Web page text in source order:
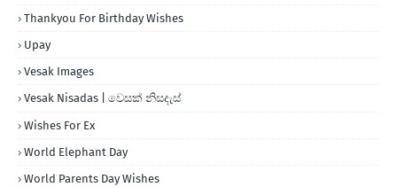
Thankyou For Birthday Wishes
Upay
Vesak Images
Vesak Nisadas | වෙසක් නිසදැස්
Wishes For Ex
World Elephant Day
World Parents Day Wishes